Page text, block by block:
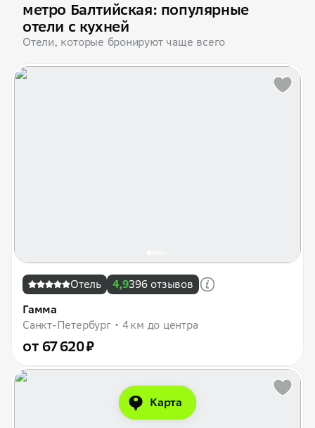
метро Балтийская: популярные
отели с кухней
Отели, которые бронируют чаще всего
Отель 4,9396 отзывов
Гамма
Санкт-Петербург
4 км до центра
от 67 620 ₽
Карта